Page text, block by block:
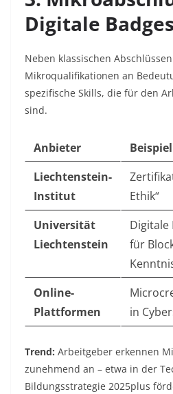
Digitale Badges
Neben klassischen
Mikroqualifikationen an
spezifische Skills, die für den
sind.
Anbieter
Liechtenstein-
Institut
Ethik“
Universität
Liechtenstein
Digitale
für
Online-
Plattformen
in
Trend: Arbeitgeber erkennen
zunehmend an – etwa in der
Bildungsstrategie 2025plus